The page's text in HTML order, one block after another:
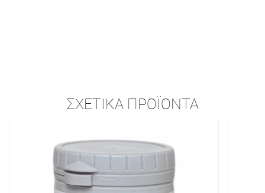
ΣΧΕΤΙΚΆ ΠΡΟΪΌΝΤΑ